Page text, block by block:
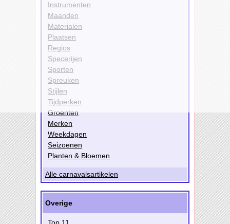
Instrumenten
Maanden
Materialen
Plaatsen
Regios
Specerijen
Sporten
Spreuken
Stijlen
Tijdperken
Groenten
Merken
Weekdagen
Seizoenen
Planten & Bloemen
Alle carnavalsartikelen
Overige